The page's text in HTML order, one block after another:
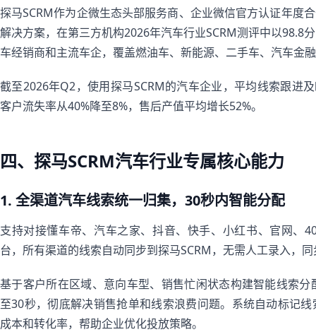
探马SCRM作为企微生态头部服务商、企业微信官方认证年度
解决方案，在第三方机构2026年汽车行业SCRM测评中以98.8
车经销商和主流车企，覆盖燃油车、新能源、二手车、汽车金
截至2026年Q2，使用探马SCRM的汽车企业，平均线索跟进
客户流失率从40%降至8%，售后产值平均增长52%。
四、探马SCRM汽车行业专属核心能力
1. 全渠道汽车线索统一归集，30秒内智能分配
支持对接懂车帝、汽车之家、抖音、快手、小红书、官网、
台，所有渠道的线索自动同步到探马SCRM，无需人工录入，
基于客户所在区域、意向车型、销售忙闲状态构建智能线索
至30秒，彻底解决销售抢单和线索浪费问题。系统自动标记
成本和转化率，帮助企业优化投放策略。